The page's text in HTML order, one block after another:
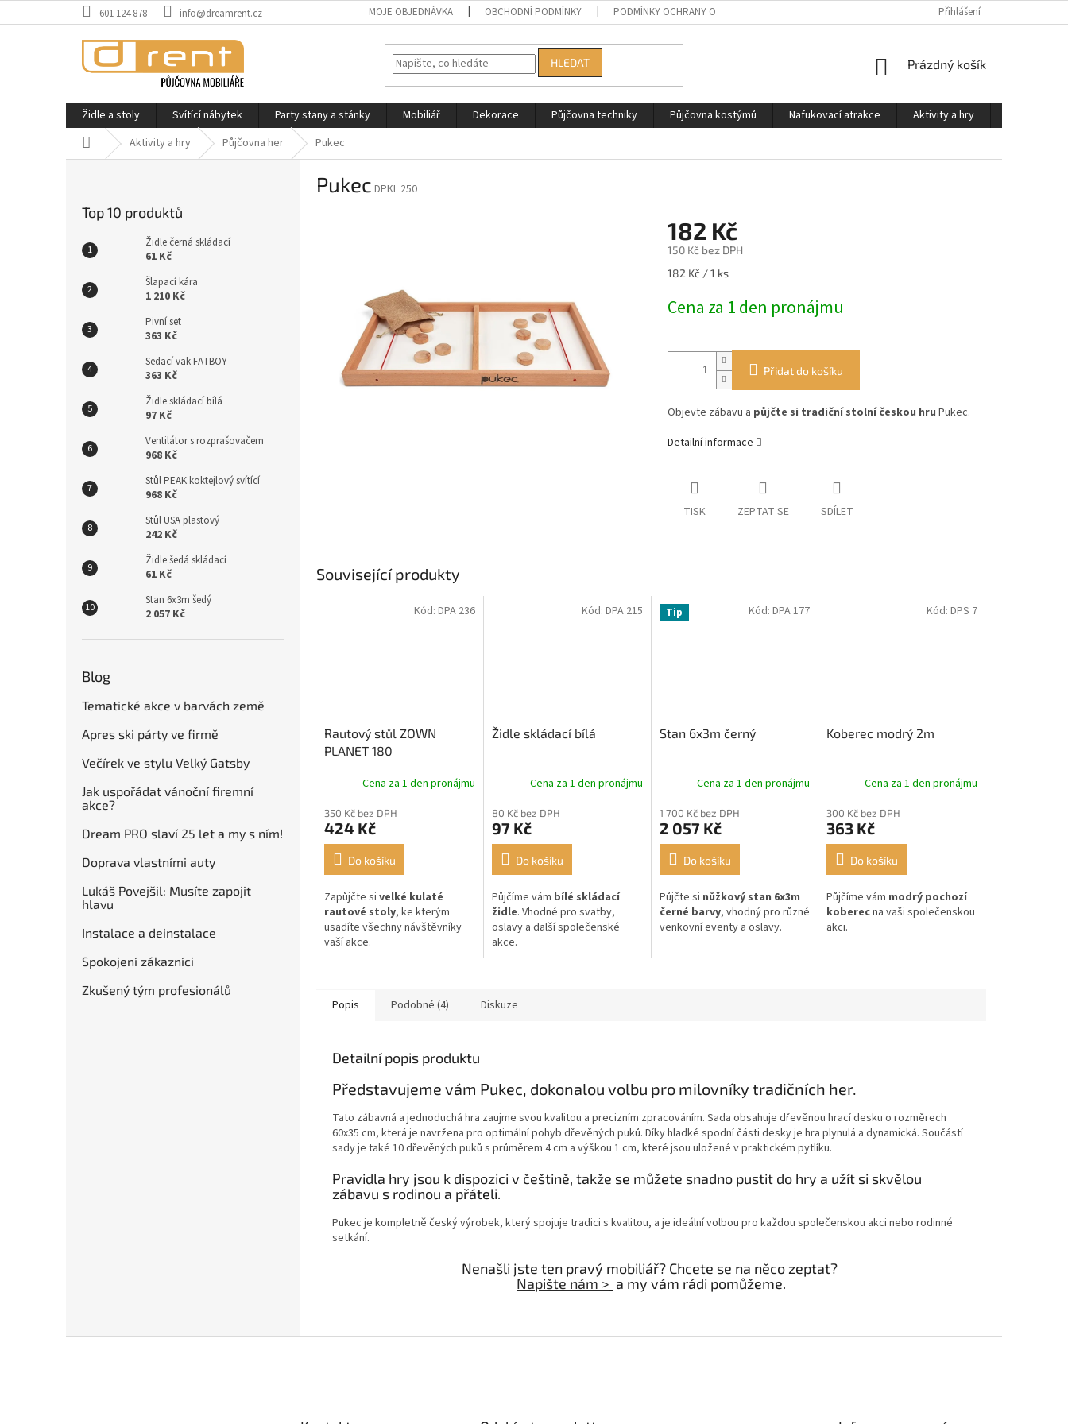
na
601 124 878 info@dreamrent.cz MOJE OBJEDNÁVKA OBCHODNÍ PODMÍNKY PODMÍNKY OCHRANY OSOBNÍCH ÚDAJŮ PODMÍNKY PRO PŮJČOVNU KOSTÝMŮ
Přihlášení
HLEDAT
NÁKUPNÍ
Prázdný košík
Židle a stoly Svítící nábytek Party stany a stánky Mobiliář Dekorace Půjčovna techniky Půjčovna kostýmů Nafukovací atrakce Aktivity a hry
Domů Aktivity a hry Půjčovna her Pukec
Top 10 produktů
Židle černá skládací
61 Kč
Šlapací kára
1 210 Kč
Pivní set
363 Kč
Sedací vak FATBOY
363 Kč
Židle skládací bílá
97 Kč
Ventilátor s rozprašovačem
968 Kč
Stůl PEAK koktejlový svítící
968 Kč
Stůl USA plastový
242 Kč
Židle šedá skládací
61 Kč
Stan 6x3m šedý
2 057 Kč
Blog
Tematické akce v barvách země
Apres ski párty ve firmě
Večírek ve stylu Velký Gatsby
Jak uspořádat vánoční firemní
akce?
Dream PRO slaví 25 let a my s ním!
Doprava vlastními auty
Lukáš Povejšil: Musíte zapojit
hlavu
Instalace a deinstalace
Spokojení zákazníci
Zkušený tým profesionálů
Pukec DPKL 250
182 Kč
150 Kč bez DPH
Měrná
182 Kč / 1 ks
Cena za 1 den pronájmu
Přidat do košíku
Objevte zábavu a půjčte si tradiční stolní českou hru Pukec.
Detailní informace
TISK ZEPTAT SE SDÍLET
Související produkty
Rautový stůl ZOWN
PLANET 180
Cena za 1 den pronájmu
350 Kč bez DPH
424 Kč
Do košíku
Zapůjčte si velké kulaté
rautové stoly, ke kterým
usadíte všechny návštěvníky
vaší akce.
Kód: DPA 236
Židle skládací bílá
Cena za 1 den pronájmu
80 Kč bez DPH
97 Kč
Do košíku
Půjčíme vám bílé skládací
židle. Vhodné pro svatby,
oslavy a další společenské
akce.
Kód: DPA 215 Tip
Stan 6x3m černý
Cena za 1 den pronájmu
1 700 Kč bez DPH
2 057 Kč
Do košíku
Půjčte si nůžkový stan 6x3m
černé barvy, vhodný pro různé
venkovní eventy a oslavy.
Kód:DPA 177
Koberec modrý 2m
Cena za 1 den pronájmu
300 Kč bez DPH
363 Kč
Do košíku
Půjčíme vám modrý pochozí
koberecna vaši společenskou
akci.
Kód: DPS 7
Popis Podobné (4) Diskuze
Detailní popis produktu
Představujeme vám Pukec, dokonalou volbu pro milovníky tradičních her.
Tato zábavná a jednoduchá hra zaujme svou kvalitou a precizním zpracováním. Sada obsahuje dřevěnou hrací desku o rozměrech
60x35 cm, která je navržena pro optimální pohyb dřevěných puků. Díky hladké spodní části desky je hra plynulá a dynamická. Součástí
sady je také 10 dřevěných puků s průměrem 4 cm a výškou 1 cm, které jsou uložené v praktickém pytlíku.
Pravidla hry jsou k dispozici v češtině, takže se můžete snadno pustit do hry a užít si skvělou
zábavu s rodinou a přáteli.
Pukec je kompletně český výrobek, který spojuje tradici s kvalitou, a je ideální volbou pro každou společenskou akci nebo rodinné
setkání.
Nenašli jste ten pravý mobiliář? Chcete se na něco zeptat?
Napište nám > a my vám rádi pomůžeme.